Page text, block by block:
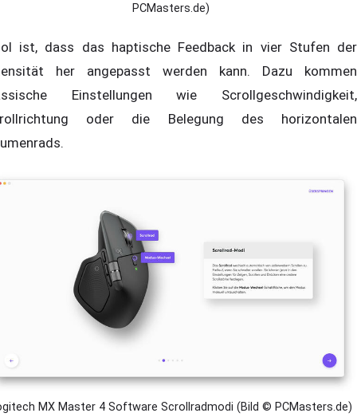
PCMasters.de)
ist, dass das haptische Feedback in vier Stufen der
her angepasst werden kann. Dazu kommen
Einstellungen wie Scrollgeschwindigkeit,
oder die Belegung des horizontalen
MX Master 4 Software Scrollradmodi (Bild © PCMasters.de)